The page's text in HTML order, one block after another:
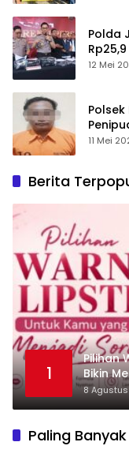
Polda
12 Mei
11 Mei
Berita
1
Pilihan
Bikin
8
Paling